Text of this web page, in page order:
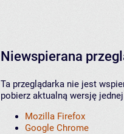
Niewspierana
Ta przeglądarka nie jest
pobierz aktualną wersję
Mozilla Firefox
Google Chrome